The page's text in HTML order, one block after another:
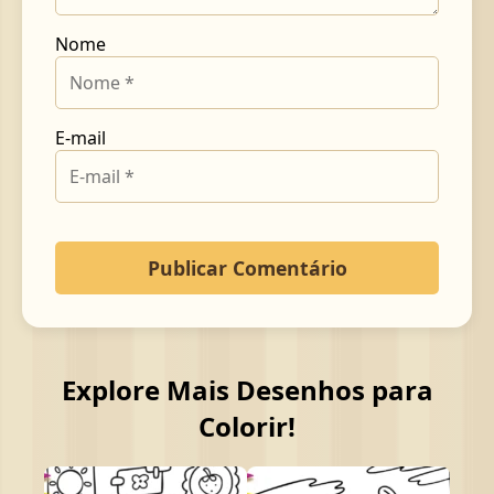
Nome
E-mail
Explore Mais Desenhos para
Colorir!